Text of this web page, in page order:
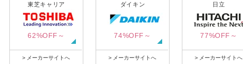
東芝キャリア
62%OFF～
> メーカーサイトへ
ダイキン
74%OFF～
> メーカーサイトへ
日立
77%OFF～
> メーカーサイトへ